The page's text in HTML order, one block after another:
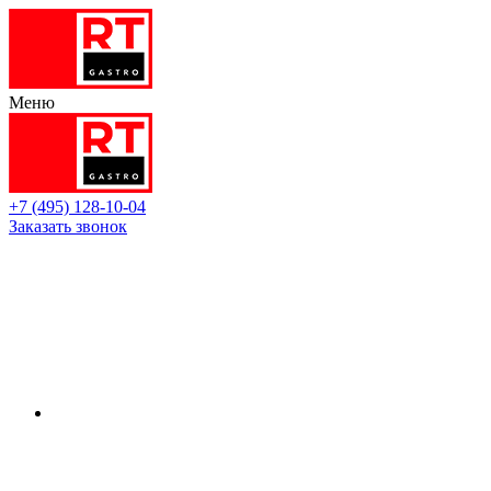
Меню
+7 (495) 128-10-04
Заказать звонок